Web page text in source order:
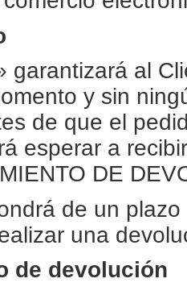
garantizará al
y sin
de que el
esperar a
DE
de un
una
de devolución